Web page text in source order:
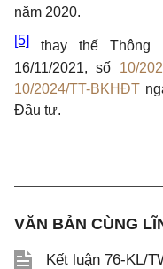
năm 2020.
[5]
thay thế
16/11/2021, số 10/
10/2024/TT-BKHĐT
Đầu tư.
VĂN BẢN CÙNG
Kết luận 76-KL/